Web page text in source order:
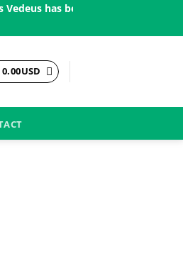
has been present in more than
0.00USD